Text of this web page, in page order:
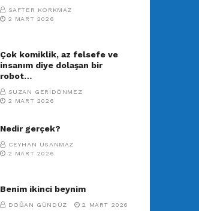
SAFTER KORKMAZ
2 MART 2026
Çok komiklik, az felsefe ve
insanım diye dolaşan bir
robot…
SUZAN GERIDÖNMEZ
2 MART 2026
Nedir gerçek?
CEYHAN USANMAZ
2 MART 2026
Benim ikinci beynim
DOĞAN GÜNDÜZ 2 MART 2026